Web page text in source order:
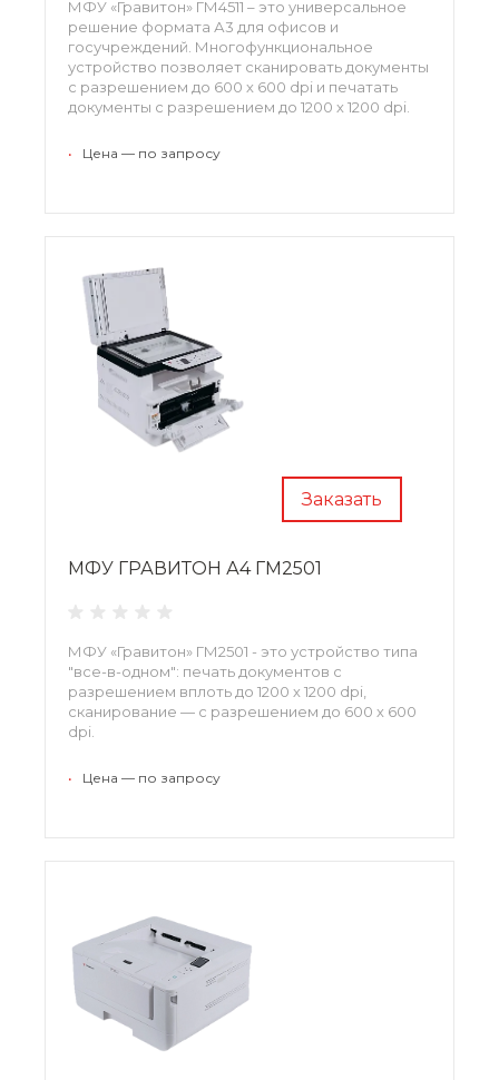
МФУ «Гравитон» ГМ4511 – это универсальное
решение формата А3 для офисов и
госучреждений. Многофункциональное
устройство позволяет сканировать документы
с разрешением до 600 х 600 dpi и печатать
документы с разрешением до 1200 х 1200 dpi.
• Цена — по запросу
Заказать
МФУ ГРАВИТОН А4 ГМ2501
МФУ «Гравитон» ГМ2501 - это устройство типа
"все-в-одном": печать документов с
разрешением вплоть до 1200 х 1200 dpi,
сканирование — с разрешением до 600 х 600
dpi.
• Цена — по запросу